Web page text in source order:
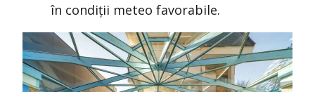
în condiții meteo favorabile.